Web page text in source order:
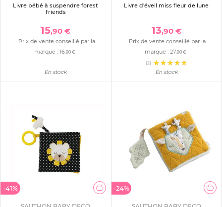
Livre bébé à suspendre forest
friends
15,90 €
Prix de vente conseillé par la
marque : 16,90 €
En stock
Livre d'éveil miss fleur de lune
13,90 €
Prix de vente conseillé par la
marque : 27,90 €
(2)
En stock
-41% -24%